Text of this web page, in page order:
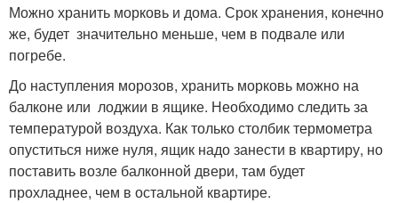
Можно хранить морковь и дома. Срок хранения, конечно
же, будет значительно меньше, чем в подвале или
погребе.
До наступления морозов, хранить морковь можно на
балконе или лоджии в ящике. Необходимо следить за
температурой воздуха. Как только столбик термометра
опуститься ниже нуля, ящик надо занести в квартиру, но
поставить возле балконной двери, там будет
прохладнее, чем в остальной квартире.